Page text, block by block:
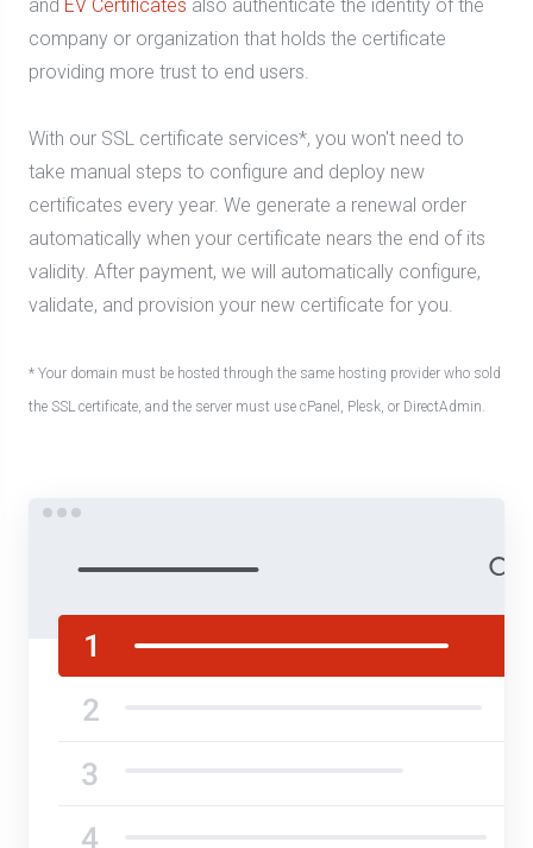
and EV Certificates also authenticate the identity of the
company or organization that holds the certificate
providing more trust to end users.
With our SSL certificate services*, you won't need to
take manual steps to configure and deploy new
certificates every year. We generate a renewal order
automatically when your certificate nears the end of its
validity. After payment, we will automatically configure,
validate, and provision your new certificate for you.
* Your domain must be hosted through the same hosting provider who sold
the SSL certificate, and the server must use cPanel, Plesk, or DirectAdmin.